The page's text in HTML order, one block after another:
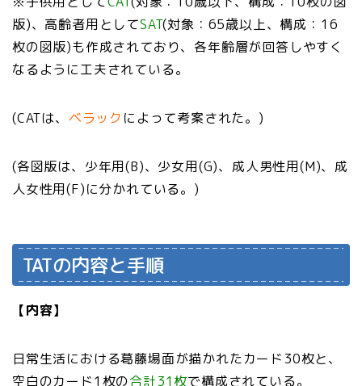
版)、高齢者用としてSAT(対象：65歳以上、構成：16
枚の図版)も作成されており、各年齢層が回答しやすく
なるように工夫されている。
(CATは、 ベラック によって考案された。)
(各図版は、少年用(B)、少女用(G)、成人男性用(M)、成
人女性用(F)に分かれている。)
TATの内容と手順
【内容】
日常生活における葛藤場面が描かれたカード30枚と、
空白のカード1枚の合計31枚で構成されている。